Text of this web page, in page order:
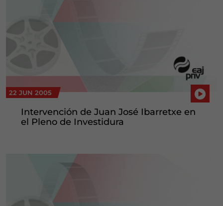
22 JUN 2005
Intervención de Juan José Ibarretxe en
el Pleno de Investidura